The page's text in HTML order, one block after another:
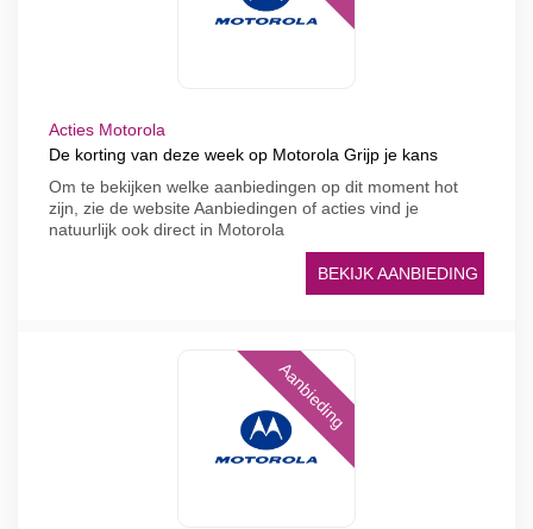
Acties Motorola
De korting van deze week op Motorola Grijp je kans
Om te bekijken welke aanbiedingen op dit moment hot
zijn, zie de website Aanbiedingen of acties vind je
natuurlijk ook direct in Motorola
BEKIJK AANBIEDING
Aanbieding